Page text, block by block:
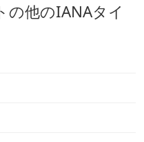
の他のIANAタイ